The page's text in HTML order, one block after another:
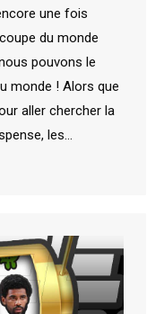
une fois
du monde
pouvons le
monde ! Alors que
aller chercher la
les…